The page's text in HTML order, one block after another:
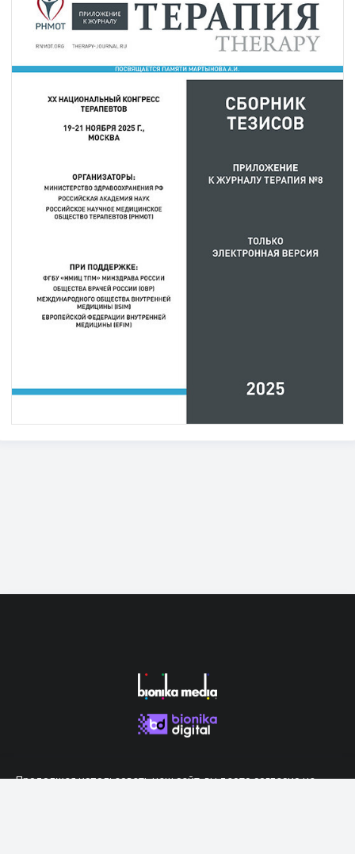
Продолжая использовать наш сайт, вы даете согласие на